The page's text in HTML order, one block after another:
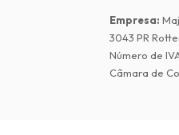
Empresa:
3043 PR
Número de
Câmara de